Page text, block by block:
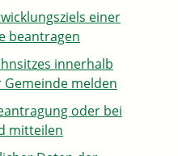
einer
beantragen
innerhalb
melden
oder bei
mitteilen